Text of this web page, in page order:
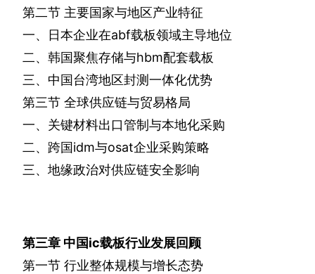
第二节 主要国家与地区产业特征
一、日本企业在abf载板领域主导地位
二、韩国聚焦存储与hbm配套载板
三、中国台湾地区封测一体化优势
第三节 全球供应链与贸易格局
一、关键材料出口管制与本地化采购
二、跨国idm与osat企业采购策略
三、地缘政治对供应链安全影响
第三章 中国ic载板行业发展回顾
第一节 行业整体规模与增长态势